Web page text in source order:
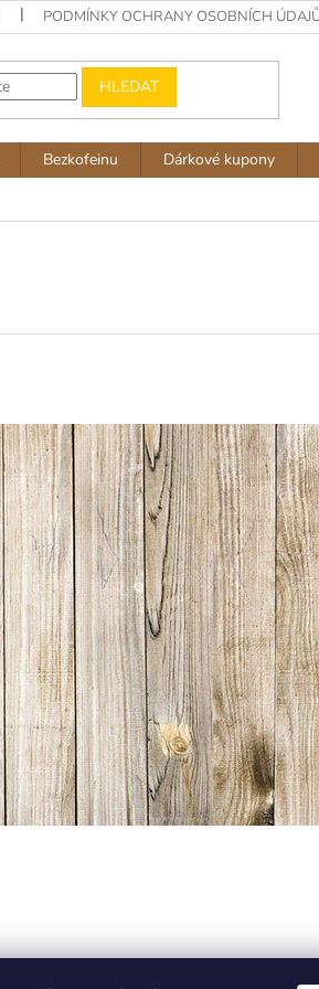
PODMÍNKY OCHRANY OSOBNÍCH
HLEDAT
Bezkofeinu Dárkové kupony